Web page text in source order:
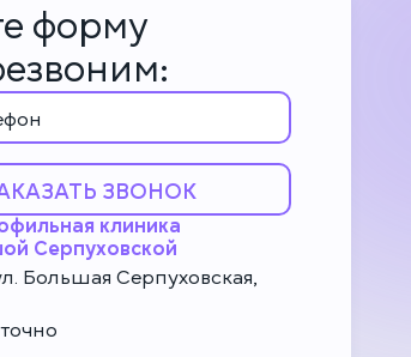
форму
ЗВОНОК
клиника
Серпуховской
Большая Серпуховская,